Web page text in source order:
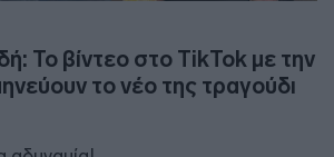
Το βίντεο στο TikTok με την
το νέο της τραγούδι